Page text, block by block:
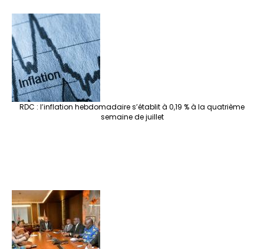
RDC : l’inflation hebdomadaire s’établit à 0,19 % à la quatrième
semaine de juillet